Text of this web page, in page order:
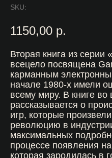
SKU:
1150,00 р.
Вторая книга из серии
всецело посвящена
карманным
начале 1980-х имели
всему миру. В книге во
рассказывается о
игр, которые
революцию в
максимальных
процессе появления
которая зародилась в